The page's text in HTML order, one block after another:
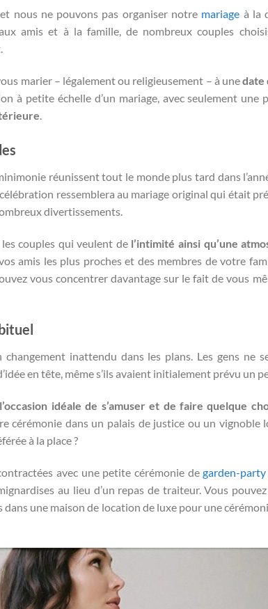
nous ne pouvons pas organiser notre mariage à la
amis et à la famille, de nombreux couples
marier – légalement ou religieusement – à unedate
à petite échelle d’un mariage, avec seulement une
.
réunissent tout le monde plus tard dans
ressemblera au mariage original qui était
divertissements.
couples qui veulent de l’intimité ainsi qu’une
amis les plus proches et des membres de votre
vous concentrer davantage sur le fait de vous
inattendu dans les plans. Les gens ne
en tête, même s’ils avaient initialement prévu un
l’occasion idéale de s’amuser et de faire quelque
cérémonie dans un palais de justice ou un vignoble
à la place ?
avec une petite cérémonie degarden-party
au lieu d’un repas de traiteur. Vous
une maison de location de luxe pour une